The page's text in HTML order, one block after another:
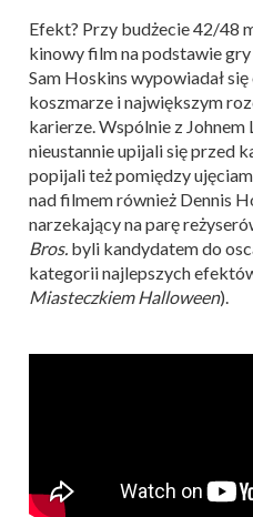
Efekt? Przy budżecie 42/48
kinowy film na podstawie
Sam Hoskins wypowiadał
koszmarze i największym
karierze. Wspólnie z Johnem
nieustannie upijali się przed
popijali też pomiędzy
nad filmem również Dennis
narzekający na parę
Bros. byli kandydatem do
kategorii najlepszych
Miasteczkiem Halloween).